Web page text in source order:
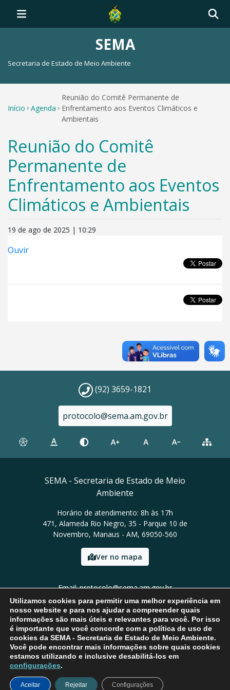
SEMA
Secretaria de Estado de Meio Ambiente
Início Agenda
Reunião do Comitê Permanente de
Enfrentamento aos Eventos Climáticos e
Ambientais
Reunião do Comitê
Permanente de
Enfrentamento aos Eventos
Climáticos e Ambientais
19 de ago de 2025 | 10:29
Ouvir
(92) 3659-1821
protocolo@sema.am.gov.br
SEMA - Secretaria de Estado de Meio
Ambiente
Horário de atendimento: 8h às 17h
471, Alameda Rio Negro, 35 - Parque 10 de
Novembro, Manaus - AM, 69050-560
Ver no mapa
Email: protocolo@sema.am.gov.br
Tel: (92) 3659-1821
Utilizamos cookies para permitir uma melhor experiência em
nosso website e para nos ajudar a compreender quais
informações são mais úteis e relevantes para você. Por isso
é importante que você concorde com a política de uso de
cookies da SEMA - Secretaria de Estado de Meio Ambiente.
Você pode encontrar mais informações sobre quais cookies
estamos utilizando e inclusive desabilitá-los em
configurações.
Aceitar Rejeitar Configurações